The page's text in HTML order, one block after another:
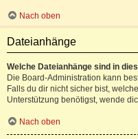
Nach oben
Dateianhänge
Welche Dateianhänge sind in
Die Board-Administration kann
Falls du dir nicht sicher bist,
Unterstützung benötigst, wende
Nach oben